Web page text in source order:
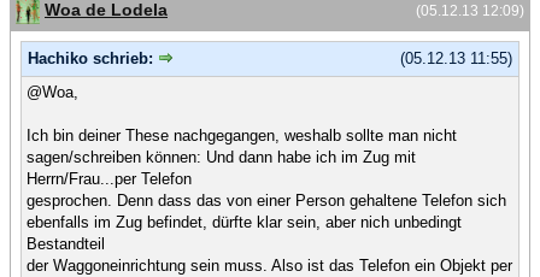
(05.12.13 12:09)
Woa de Lodela
(05.12.13 11:55)
Hachiko schrieb:
@Woa,
Ich bin deiner These nachgegangen, weshalb sollte man nicht
sagen/schreiben können: Und dann habe ich im Zug mit
Herrn/Frau...per Telefon
gesprochen. Denn dass das von einer Person gehaltene Telefon sich
ebenfalls im Zug befindet, dürfte klar sein, aber nich unbedingt
Bestandteil
der Waggoneinrichtung sein muss. Also ist das Telefon ein Objekt per